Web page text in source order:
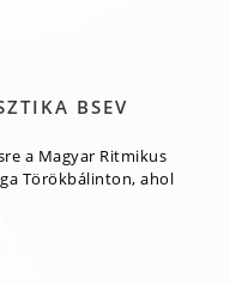
BSEV
a Magyar Ritmikus
Törökbálinton, ahol